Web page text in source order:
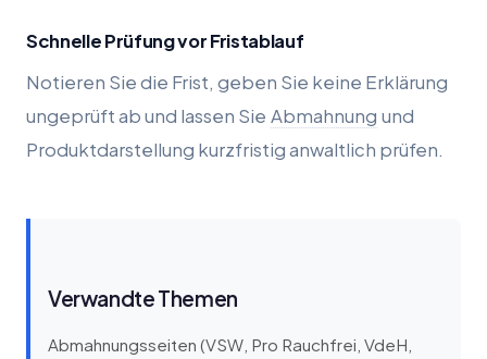
Schnelle Prüfung vor Fristablauf
Notieren Sie die Frist, geben Sie keine Erklärung
ungeprüft ab und lassen Sie Abmahnung und
Produktdarstellung kurzfristig anwaltlich prüfen.
Verwandte Themen
Abmahnungsseiten (VSW, Pro Rauchfrei, VdeH,